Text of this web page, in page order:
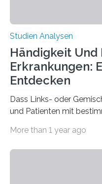
Studien Analysen
Händigkeit
Erkrankungen:
Entdecken
Dass Links- oder
und Patienten mit
auffällig häufig
More than 1 year ago